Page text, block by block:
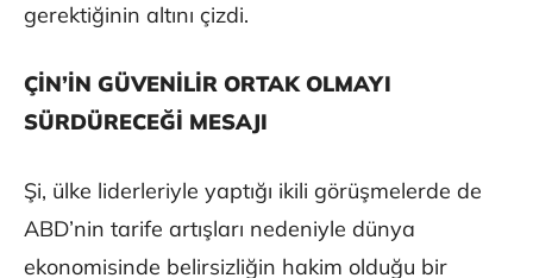
gerektiğinin altını çizdi.
ÇİN’İN GÜVENİLİR ORTAK OLMAYI
SÜRDÜRECEĞİ MESAJI
Şi, ülke liderleriyle yaptığı ikili görüşmelerde de
ABD’nin tarife artışları nedeniyle dünya
ekonomisinde belirsizliğin hakim olduğu bir